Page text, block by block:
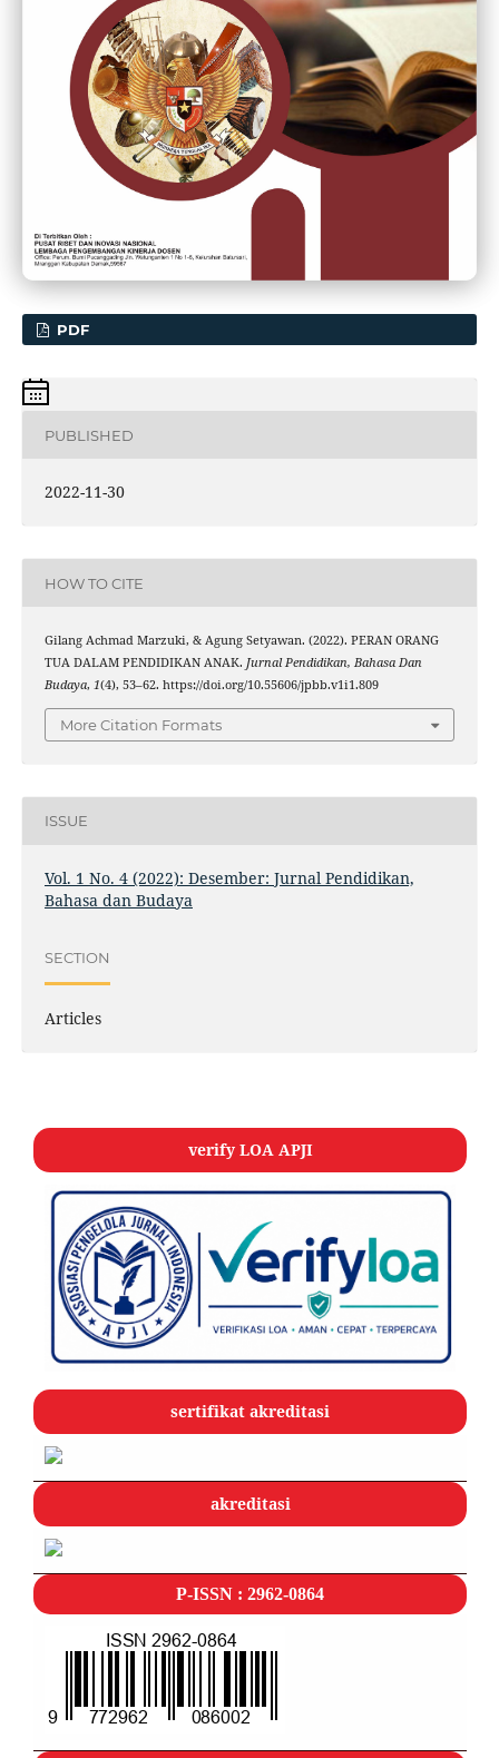
PDF
PUBLISHED
2022-11-30
HOW TO CITE
Gilang Achmad Marzuki, & Agung Setyawan. (2022). PERAN ORANG
TUA DALAM PENDIDIKAN ANAK. Jurnal Pendidikan, Bahasa Dan
Budaya, 1(4), 53–62. https://doi.org/10.55606/jpbb.v1i1.809
More Citation Formats
ISSUE
Vol. 1 No. 4 (2022): Desember: Jurnal Pendidikan,
Bahasa dan Budaya
SECTION
Articles
verify LOA APJI
sertifikat akreditasi
akreditasi
P-ISSN : 2962-0864